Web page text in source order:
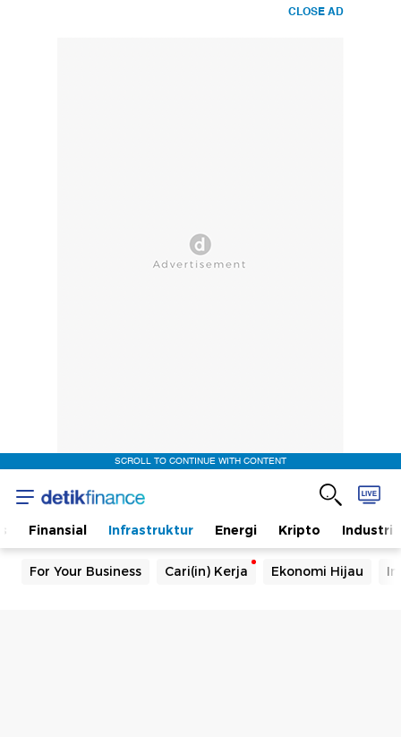
CLOSE AD
SCROLL TO CONTINUE WITH CONTENT
Finansial Infrastruktur Energi Kripto Industri
For Your Business Cari(in) Kerja Ekonomi Hijau